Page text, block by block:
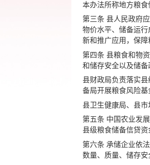
本办法所称地方粮
第三条 县人民政府
物价水平、储备运
新和推广应用，保障
第四条 县粮食和物
和储存安全以及储备
县财政局负责落实
备局开展粮食风险基
县卫生健康局、县
第五条 中国农业发
县级粮食储备信贷资
第六条 承储企业依
数量、质量、储存